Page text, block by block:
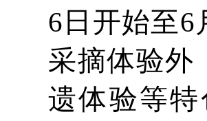
6日开始至6
采摘体验外
遗体验等